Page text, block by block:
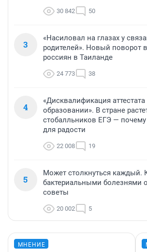
30 842 50
3
«Насиловал на глазах у
родителей». Новый поворот
россиян в Таиланде
24 773 38
4
«Дисквалификация
образовании». В стране
стобалльников ЕГЭ —
для радости
22 008 19
5
Может столкнуться каждый.
бактериальными болезнями
советы
20 002 5
МНЕНИЕ